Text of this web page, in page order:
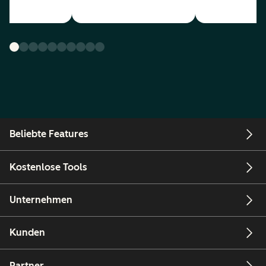
Beliebte Features
Kostenlose Tools
Unternehmen
Kunden